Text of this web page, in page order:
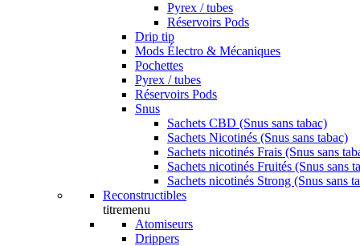
Pyrex / tubes
Réservoirs Pods
Drip tip
Mods Électro & Mécaniques
Pochettes
Pyrex / tubes
Réservoirs Pods
Snus
Sachets CBD (Snus sans tabac)
Sachets Nicotinés (Snus sans tabac)
Sachets nicotinés Frais (Snus sans
Sachets nicotinés Fruités (Snus sans
Sachets nicotinés Strong (Snus sans
Reconstructibles
titremenu
Atomiseurs
Drippers